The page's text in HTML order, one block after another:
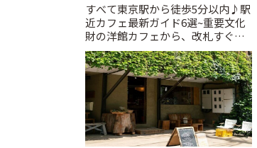
すべて東京駅から徒歩5分以内♪駅
近カフェ最新ガイド6選~重要文化
財の洋館カフェから、改札すぐの
レトロ喫茶まで~ | ことりっぷ